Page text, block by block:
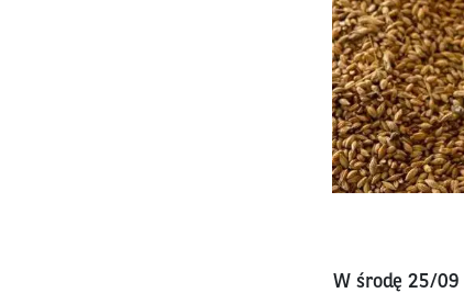
W środę 25/09